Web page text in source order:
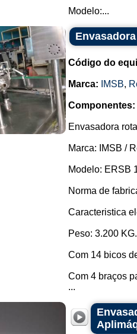
Modelo:...
Código do
Marca: IMSB,
Componentes:
Envasadora
Marca: IMSB /
Modelo: ERSB
Norma de
Caracteristica
Peso: 3.200 KG.
Com 14 bicos
Com 4 braços
...